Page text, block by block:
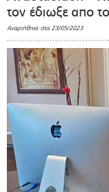
τον έδιωξε απο
Αναρτήθηκε στις 23/05/2023